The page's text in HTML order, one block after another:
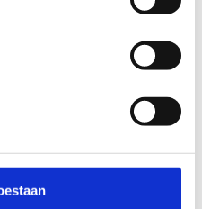
Sport Vlaanderen die
verwerkers die ten
verwerken: